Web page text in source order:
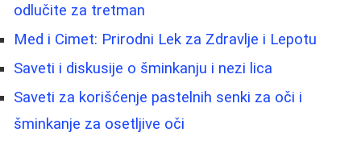
odlučite za tretman
Med i Cimet: Prirodni Lek za Zdravlje i Lepotu
Saveti i diskusije o šminkanju i nezi lica
Saveti za korišćenje pastelnih senki za oči i
šminkanje za osetljive oči